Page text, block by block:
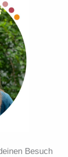
Besuch